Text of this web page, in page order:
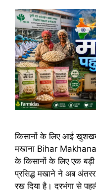
किसानों के लिए आई
मखाना Bihar
के किसानों के लिए एक
प्रसिद्ध मखाने ने अब
रख दिया है। दरभंगा से